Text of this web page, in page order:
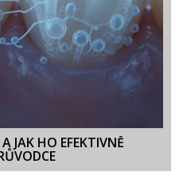
JAK HO EFEKTIVNĚ